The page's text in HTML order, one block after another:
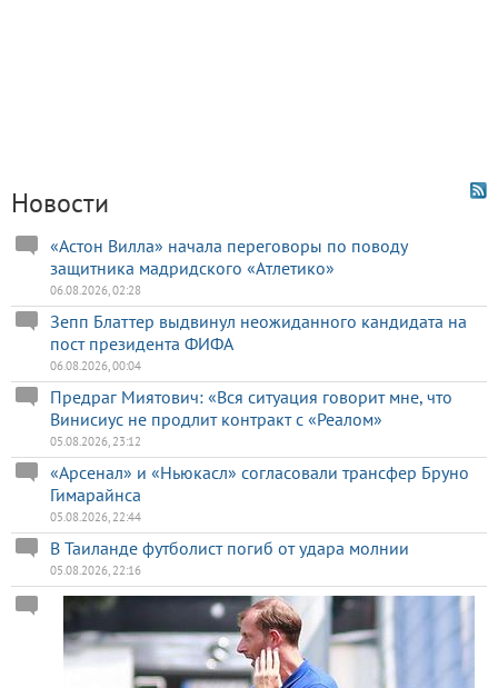
Новости
«Астон Вилла» начала переговоры по поводу
защитника мадридского «Атлетико»
06.08.2026, 02:28
Зепп Блаттер выдвинул неожиданного кандидата на
пост президента ФИФА
06.08.2026, 00:04
Предраг Миятович: «Вся ситуация говорит мне, что
Винисиус не продлит контракт с «Реалом»
05.08.2026, 23:12
«Арсенал» и «Ньюкасл» согласовали трансфер Бруно
Гимарайнса
05.08.2026, 22:44
В Таиланде футболист погиб от удара молнии
05.08.2026, 22:16